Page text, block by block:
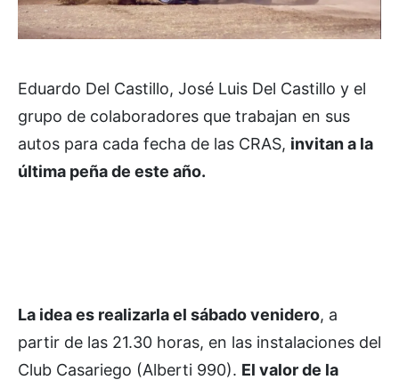
Eduardo Del Castillo, José Luis Del Castillo y el
grupo de colaboradores que trabajan en sus
autos para cada fecha de las CRAS, invitan a la
última peña de este año.
La idea es realizarla el sábado venidero, a
partir de las 21.30 horas, en las instalaciones del
Club Casariego (Alberti 990). El valor de la